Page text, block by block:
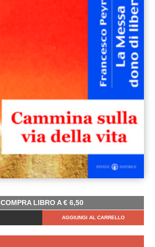
COMPRA LIBRO A€ 6,50
AGGIUNGI AL CARRELLO